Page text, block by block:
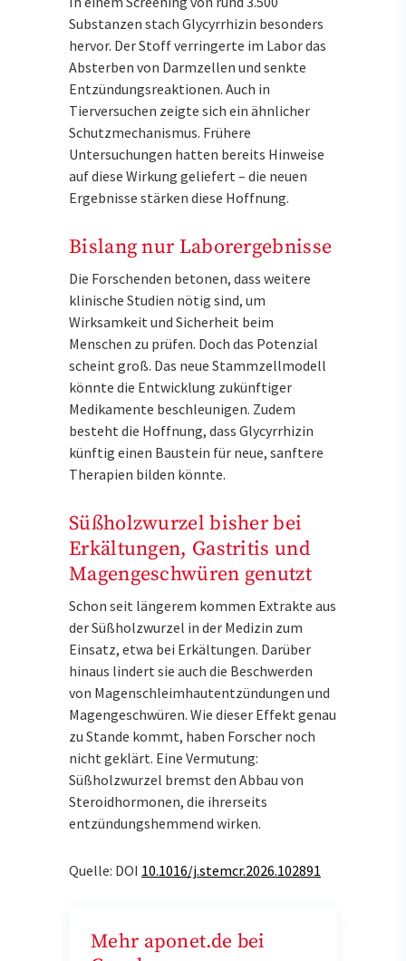
Substanzen stach Glycyrrhizin besonders
hervor. Der Stoff verringerte im Labor das
Absterben von Darmzellen und senkte
Entzündungsreaktionen. Auch in
Tierversuchen zeigte sich ein ähnlicher
Schutzmechanismus. Frühere
Untersuchungen hatten bereits Hinweise
auf diese Wirkung geliefert – die neuen
Ergebnisse stärken diese Hoffnung.
Bislang nur Laborergebnisse
Die Forschenden betonen, dass weitere
klinische Studien nötig sind, um
Wirksamkeit und Sicherheit beim
Menschen zu prüfen. Doch das Potenzial
scheint groß. Das neue Stammzellmodell
könnte die Entwicklung zukünftiger
Medikamente beschleunigen. Zudem
besteht die Hoffnung, dass Glycyrrhizin
künftig einen Baustein für neue, sanftere
Therapien bilden könnte.
Süßholzwurzel bisher bei
Erkältungen, Gastritis und
Magengeschwüren genutzt
Schon seit längerem kommen Extrakte aus
der Süßholzwurzel in der Medizin zum
Einsatz, etwa bei Erkältungen. Darüber
hinaus lindert sie auch die Beschwerden
von Magenschleimhautentzündungen und
Magengeschwüren. Wie dieser Effekt genau
zu Stande kommt, haben Forscher noch
nicht geklärt. Eine Vermutung:
Süßholzwurzel bremst den Abbau von
Steroidhormonen, die ihrerseits
entzündungshemmend wirken.
Quelle: DOI 10.1016/j.stemcr.2026.102891
Mehr aponet.de bei